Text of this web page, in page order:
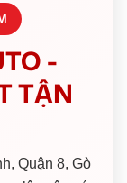
-
TẬN
Quận 8, Gò